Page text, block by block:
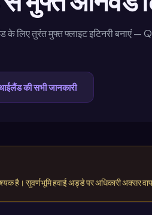
के लिए तुरंत मुफ्त फ्लाइट इटिनरी बनाएं —
की सभी जानकारी
है। सुवर्णभूमि हवाई अड्डे पर अधिकारी अक्सर